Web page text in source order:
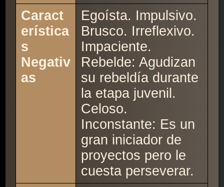
Caract
erística
s
Negativ
as
Egoísta. Impulsivo.
Brusco. Irreflexivo.
Impaciente.
Rebelde: Agudizan
su rebeldía durante
la etapa juvenil.
Celoso.
Inconstante: Es un
gran iniciador de
proyectos pero le
cuesta perseverar.